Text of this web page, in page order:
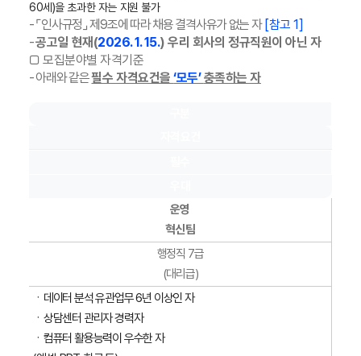
60세)을 초과한 자는 지원 불가
- ⌜인사규정⌟ 제9조에 따라 채용 결격사유가 없는 자 [참고 1]
-공고일 현재(2026. 1. 15.) 우리 회사의 정규직원이 아닌 자
□ 모집분야별 자격기준
- 아래와 같은필수 자격요건을‘모두’충족하는 자
운영
혁신팀
행정직 7급
(대리급)
ㆍ데이터 분석 유관업무 6년 이상인 자
ㆍ상담센터 관리자 경력자
ㆍ컴퓨터 활용능력이 우수한 자